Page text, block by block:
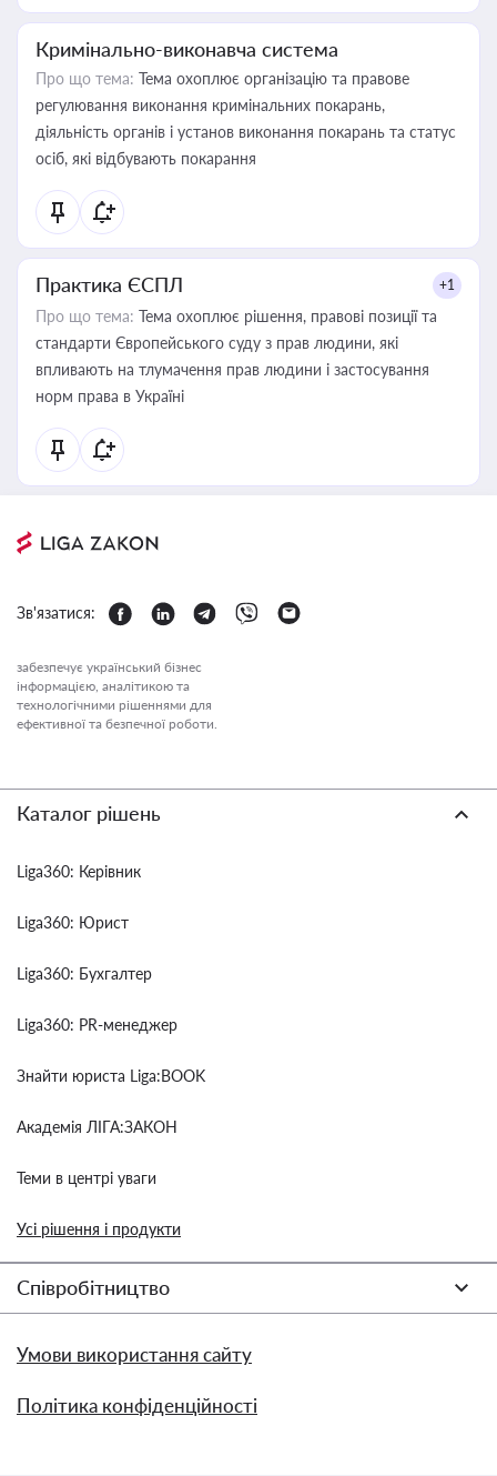
Кримінально-виконавча система
Про що тема: Тема охоплює організацію та правове
регулювання виконання кримінальних покарань,
діяльність органів і установ виконання покарань та статус
осіб, які відбувають покарання
Практика ЄСПЛ +1
Про що тема: Тема охоплює рішення, правові позиції та
стандарти Європейського суду з прав людини, які
впливають на тлумачення прав людини і застосування
норм права в Україні
Зв'язатися:
забезпечує український бізнес
інформацією, аналітикою та
технологічними рішеннями для
ефективної та безпечної роботи.
Каталог рішень
Liga360: Керівник
Liga360: Юрист
Liga360: Бухгалтер
Liga360: PR-менеджер
Знайти юриста Liga:BOOK
Академія ЛІГА:ЗАКОН
Теми в центрі уваги
Усі рішення і продукти
Співробітництво
Умови використання сайту
Політика конфіденційності